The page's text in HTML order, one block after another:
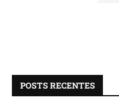
POSTS RECENTES